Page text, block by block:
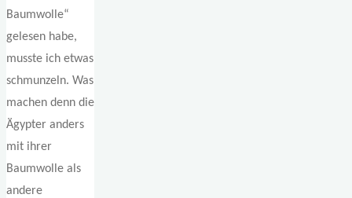
Baumwolle“
gelesen habe,
musste ich etwas
schmunzeln. Was
machen denn die
Ägypter anders
mit ihrer
Baumwolle als
andere